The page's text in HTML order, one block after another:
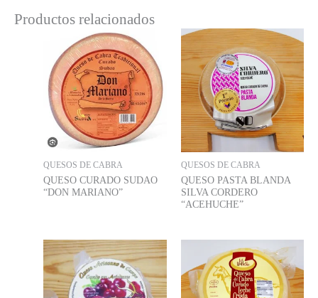
Productos relacionados
QUESOS DE CABRA
QUESO CURADO SUDAO
“DON MARIANO”
QUESOS DE CABRA
QUESO PASTA BLANDA
SILVA CORDERO
“ACEHUCHE”